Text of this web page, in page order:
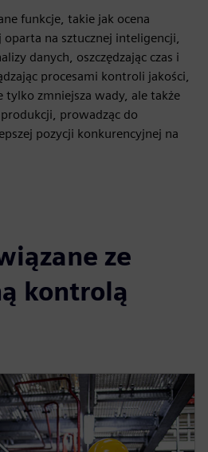
funkcje, takie jak ocena
na sztucznej inteligencji,
danych, oszczędzając czas i
procesami kontroli jakości,
tylko zmniejsza wady, ale także
prowadząc do
pozycji konkurencyjnej na
ze
kontrolą